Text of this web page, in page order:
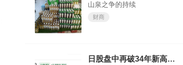
山泉之争的持续
财商
日股盘中再破34年新高，今年还涨得动吗？